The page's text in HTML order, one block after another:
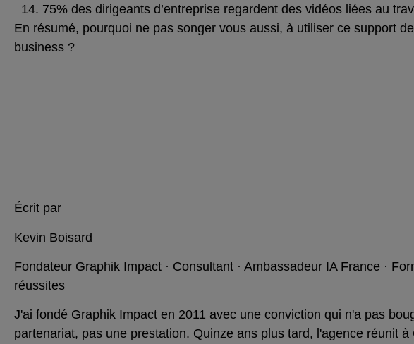
75% des dirigeants d’entreprise regardent des vidéos liées au
En résumé, pourquoi ne pas songer vous aussi, à utiliser ce support
business ?
Écrit par
Kevin Boisard
Fondateur Graphik Impact · Consultant · Ambassadeur IA France ·
réussites
J'ai fondé Graphik Impact en 2011 avec une conviction qui n'a pas
partenariat, pas une prestation. Quinze ans plus tard, l'agence réunit